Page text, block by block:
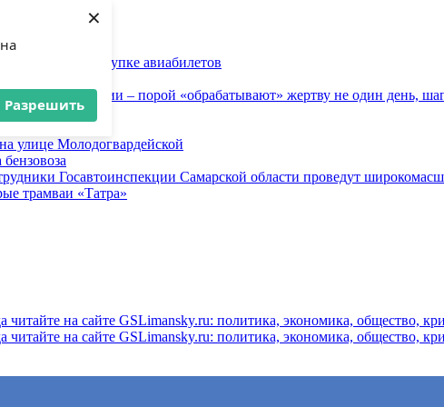
Разрешить
×
при покупке авиабилетов
инженерии – порой «обрабатывают» жертву не один день,
улице Молодогвардейской
Госавтоинспекции Самарской области проведут
трамваи «Татра»